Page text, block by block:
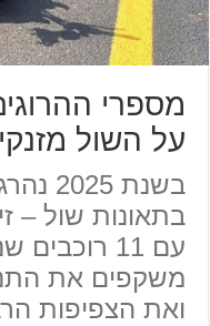
מספרי
על השול
עם 11
משקפים את
ואת הצפיפות